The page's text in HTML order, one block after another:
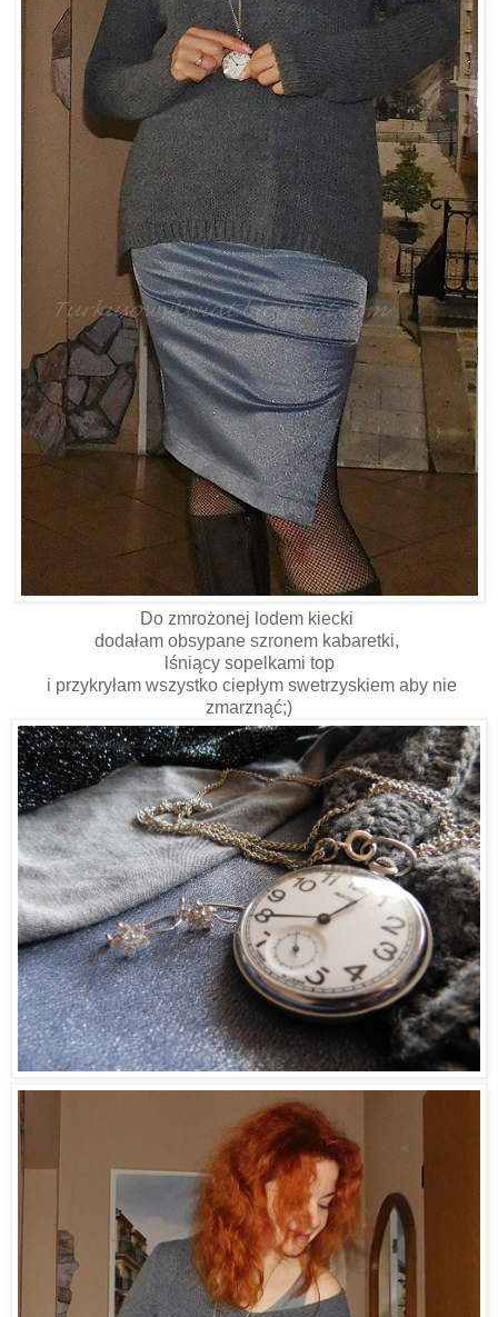
Do zmrożonej lodem kiecki
dodałam obsypane szronem kabaretki,
lśniący sopelkami top
i przykryłam wszystko ciepłym swetrzyskiem aby nie
zmarznąć;)